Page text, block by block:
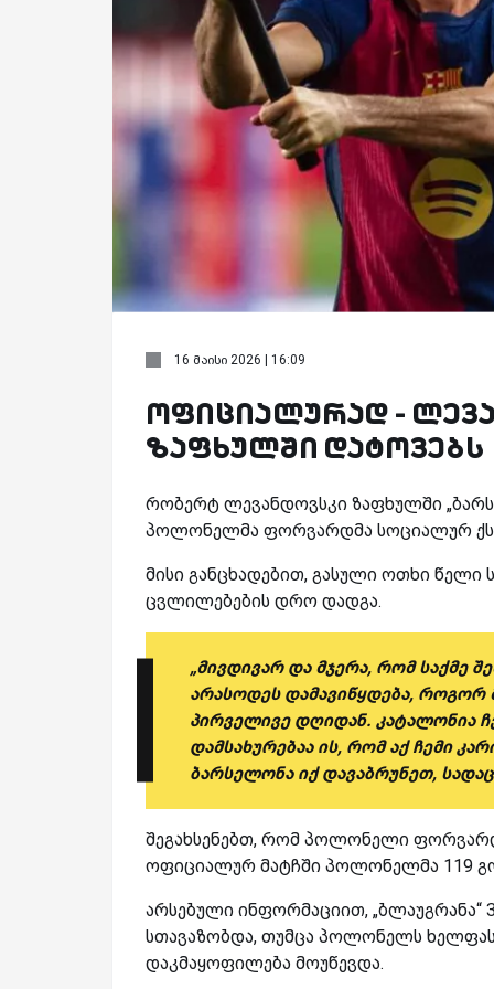
16 მაისი 2026 | 16:09
ოფიციალურად -
ზაფხულში დატოვებს
რობერტ ლევანდოვსკი ზაფხულში
პოლონელმა ფორვარდმა სოციალურ
მისი განცხადებით, გასული ოთხი წელი
ცვლილებების დრო დადგა.
„მივდივარ და მჯერა, რომ საქმე
არასოდეს დამავიწყდება, როგორ
პირველივე დღიდან. კატალონია
დამსახურებაა ის, რომ აქ ჩემი
ბარსელონა იქ დავაბრუნეთ,
შეგახსენებთ, რომ პოლონელი
ოფიციალურ მატჩში პოლონელმა 119
არსებული ინფორმაციით,
სთავაზობდა, თუმცა პოლონელს
დაკმაყოფილება მოუწევდა.